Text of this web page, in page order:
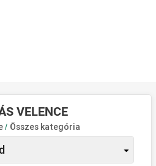
VELENCE
/ Összes kategória